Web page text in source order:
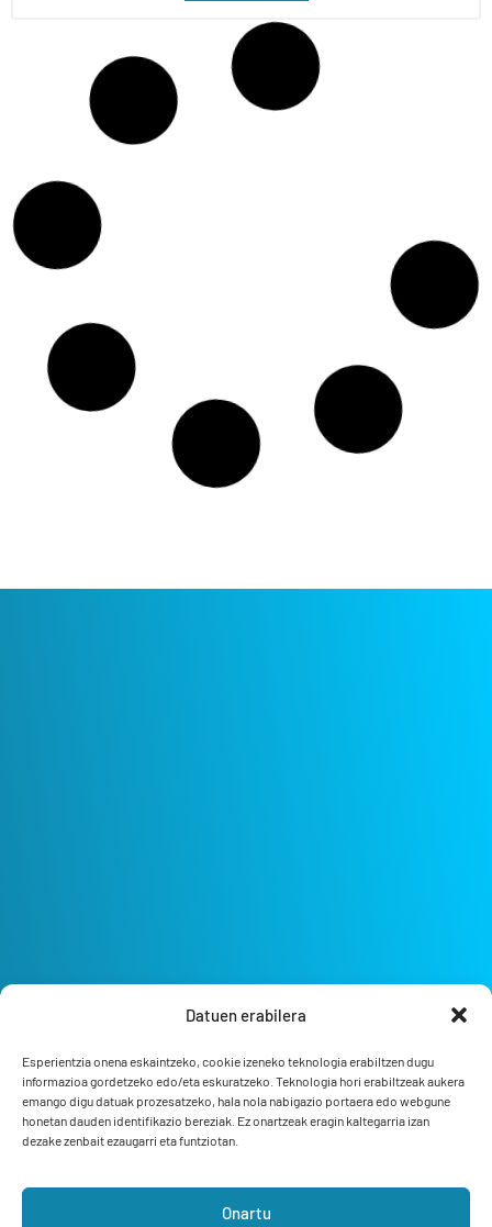
Datuen erabilera
Esperientzia onena eskaintzeko, cookie izeneko teknologia erabiltzen dugu
informazioa gordetzeko edo/eta eskuratzeko. Teknologia hori erabiltzeak aukera
emango digu datuak prozesatzeko, hala nola nabigazio portaera edo webgune
honetan dauden identifikazio bereziak. Ez onartzeak eragin kaltegarria izan
dezake zenbait ezaugarri eta funtziotan.
Onartu